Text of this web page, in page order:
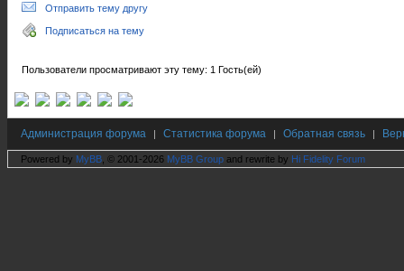
Отправить тему другу
Подписаться на тему
Пользователи просматривают эту тему: 1 Гость(ей)
Администрация форума | Статистика форума | Обратная связь |
Powered by MyBB , © 2001-2026 MyBB Group and rewrite by Hi Fidelity Forum